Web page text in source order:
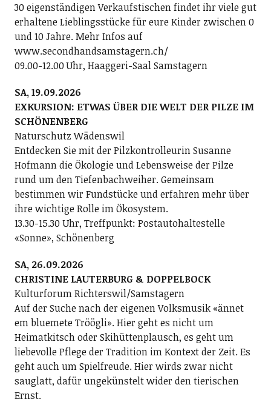
30 eigenständigen Verkaufstischen findet ihr viele gut
erhaltene Lieblingsstücke für eure Kinder zwischen 0
und 10 Jahre. Mehr Infos auf
www.secondhandsamstagern.ch/
09.00-12.00 Uhr, Haaggeri-Saal Samstagern
SA, 19.09.2026
EXKURSION: ETWAS ÜBER DIE WELT DER PILZE IM
SCHÖNENBERG
Naturschutz Wädenswil
Entdecken Sie mit der Pilzkontrolleurin Susanne
Hofmann die Ökologie und Lebensweise der Pilze
rund um den Tiefenbachweiher. Gemeinsam
bestimmen wir Fundstücke und erfahren mehr über
ihre wichtige Rolle im Ökosystem.
13.30-15.30 Uhr, Treffpunkt: Postautohaltestelle
«Sonne», Schönenberg
SA, 26.09.2026
CHRISTINE LAUTERBURG & DOPPELBOCK
Kulturforum Richterswil/Samstagern
Auf der Suche nach der eigenen Volksmusik «ännet
em bluemete Tröögli». Hier geht es nicht um
Heimatkitsch oder Skihüttenplausch, es geht um
liebevolle Pflege der Tradition im Kontext der Zeit. Es
geht auch um Spielfreude. Hier wirds zwar nicht
sauglatt, dafür ungekünstelt wider den tierischen
Ernst.